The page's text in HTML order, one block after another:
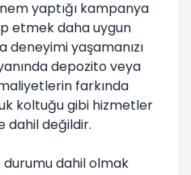
yaptığı kampanya
etmek daha uygun
deneyimi yaşamanızı
depozito veya
farkında
koltuğu gibi hizmetler
dahil değildir.
durumu dahil olmak